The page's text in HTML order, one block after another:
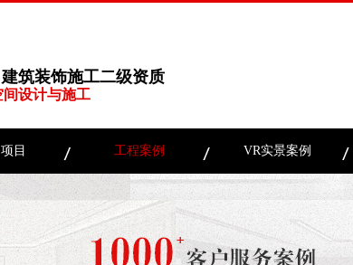
筑装饰施工二级资质
设计与施工
目 工程案例 VR实景案例